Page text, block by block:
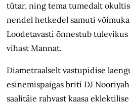
tütar, ning tema tumedalt
nendel hetkedel samuti
Loodetavasti õnnestub
vihast Mannat.
Diametraalselt vastupidise
esinemispaigas briti DJ
saalitäie rahvast kaasa